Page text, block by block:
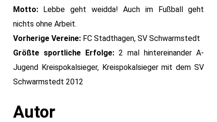
Motto: Lebbe geht weidda! Auch im Fußball geht
nichts ohne Arbeit.
Vorherige Vereine: FC Stadthagen, SV Schwarmstedt
Größte sportliche Erfolge: 2 mal hintereinander A-
Jugend Kreispokalsieger, Kreispokalsieger mit dem SV
Schwarmstedt 2012
Autor